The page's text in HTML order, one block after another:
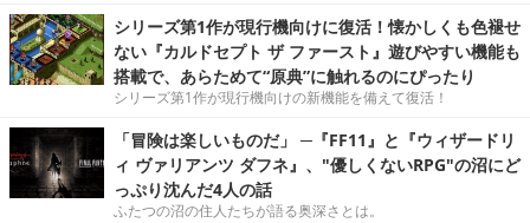
シリーズ第1作が現行機向けに復活！懐かしくも色褪せ
ない『カルドセプト ザ ファースト』遊びやすい機能も
搭載で、あらためて“原典”に触れるのにぴったり
シリーズ第1作が現行機向けの新機能を備えて復活！
「冒険は楽しいものだ」 ─『FF11』と『ウィザードリ
ィ ヴァリアンツ ダフネ』、"優しくないRPG"の沼にど
っぷり沈んだ4人の話
ふたつの沼の住人たちが語る奥深さとは。